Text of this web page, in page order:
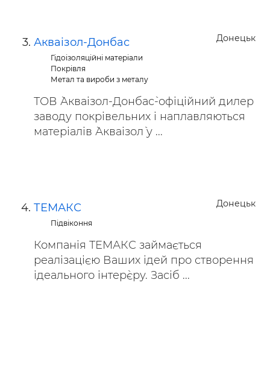
Донецьк
Акваiзол-Донбас
Гідоізоляційні матеріали
Покрівля
Метал та вироби з металу
ТОВ `Акваізол-Донбас`-офіційний дилер
заводу покрівельних і наплавляються
матеріалів `Акваізол` у ...
Донецьк
ТЕМАКС
Підвіконня
Компанія ТЕМАКС займається
реалізацією Ваших ідей про створення
ідеального інтер`єру. Засіб ...